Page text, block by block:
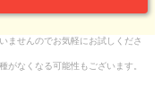
ませんのでお気軽にお試しくださ
なくなる可能性もございます。